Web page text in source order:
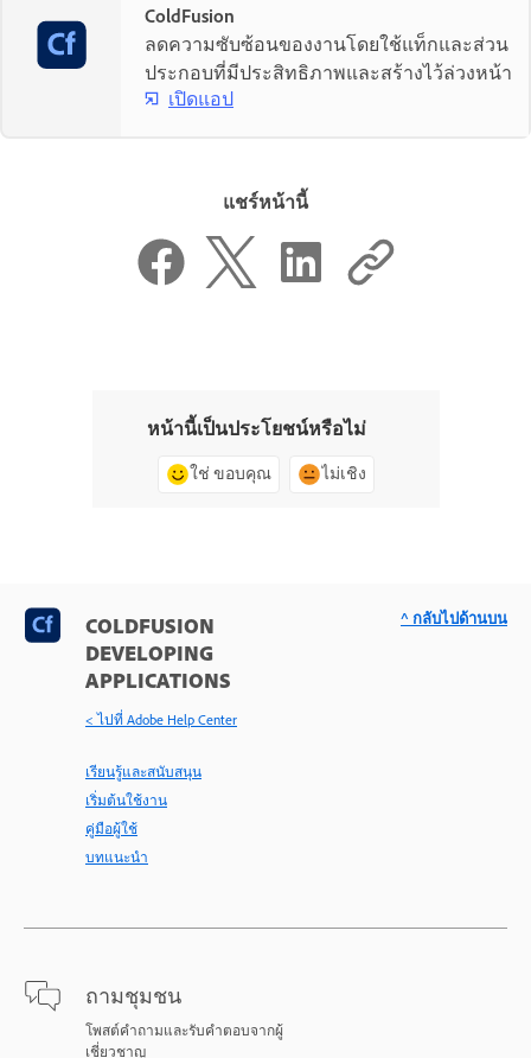
ColdFusion
ลดความซับซ้อนของงานโดยใช้แท็กและส่วน
ประกอบที่มีประสิทธิภาพและสร้างไว้ล่วงหน้า
เปิดแอป
แชร์หน้านี้
หน้านี้เป็นประโยชน์หรือไม่
ใช่ ขอบคุณ ไม่เชิง
COLDFUSION
DEVELOPING
APPLICATIONS
< ไปที่ Adobe Help Center
เรียนรู้และสนับสนุน
เริ่มต้นใช้งาน
คู่มือผู้ใช้
บทแนะนำ
ถามชุมชน
โพสต์คำถามและรับคำตอบจากผู้
เชี่ยวชาญ
^ กลับไปด้านบน